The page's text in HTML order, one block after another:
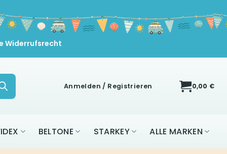
Widerrufsrecht
Anmelden / Registrieren 0,00 €
BELTONE STARKEY ALLE MARKEN